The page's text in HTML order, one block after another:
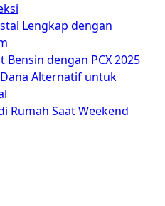
Lengkap dengan
dengan PCX 2025
Alternatif untuk
Rumah Saat Weekend